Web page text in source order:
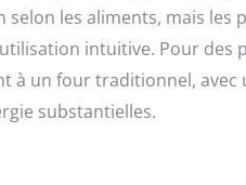
les aliments, mais
intuitive. Pour
à un four traditionnel, avec
substantielles.